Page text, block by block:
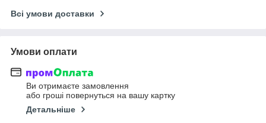
Всі умови доставки
Умови оплати
Ви отримаєте замовлення
або гроші повернуться на вашу картку
Детальніше